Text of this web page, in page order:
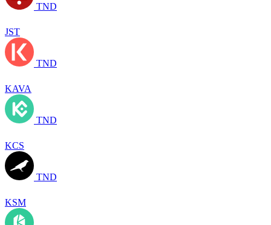
TND
JST
TND
KAVA
TND
KCS
TND
KSM